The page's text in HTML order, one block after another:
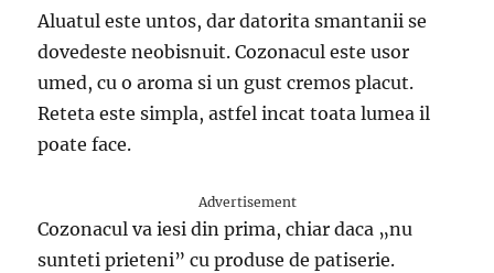
Aluatul este untos, dar datorita smantanii se
dovedeste neobisnuit. Cozonacul este usor
umed, cu o aroma si un gust cremos placut.
Reteta este simpla, astfel incat toata lumea il
poate face.
Advertisement
Cozonacul va iesi din prima, chiar daca „nu
sunteti prieteni” cu produse de patiserie.